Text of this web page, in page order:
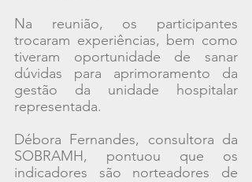
Na reunião, os participantes
trocaram experiências, bem como
tiveram oportunidade de sanar
dúvidas para aprimoramento da
gestão da unidade hospitalar
representada.
Débora Fernandes, consultora da
SOBRAMH, pontuou que os
indicadores são norteadores de